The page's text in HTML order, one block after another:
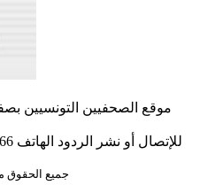
موقع الصحفيين التونسيين
جميع الحقوق